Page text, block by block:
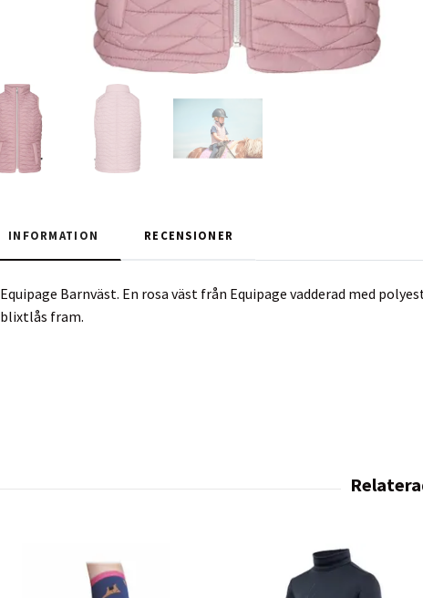
INFORMATION RECENSIONER
Equipage Barnväst. En rosa väst från Equipage vadderad med
blixtlås fram.